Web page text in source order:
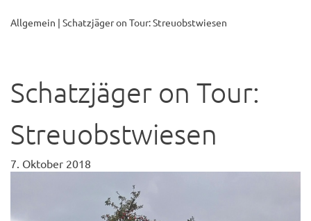
Allgemein | Schatzjäger on Tour: Streuobstwiesen
Schatzjäger on Tour:
Streuobstwiesen
7. Oktober 2018